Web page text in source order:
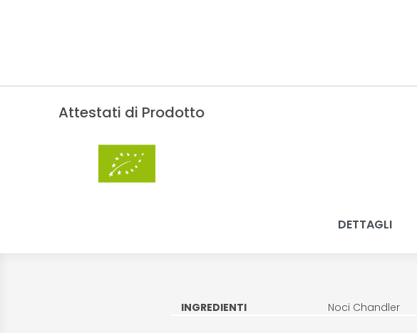
Attestati di Prodotto
DETTAGLI
INGREDIENTI Noci Chandler